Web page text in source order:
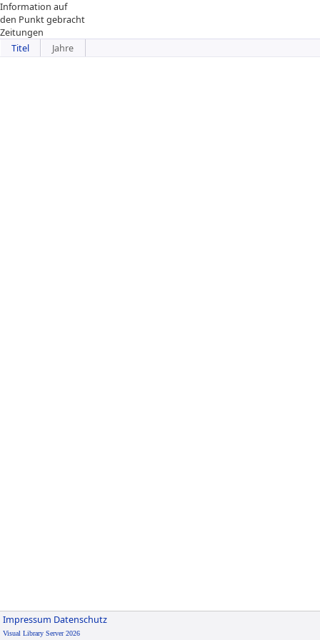
Information auf
den Punkt gebracht
Zeitungen
Titel
Jahre
Impressum Datenschutz
Visual Library Server 2026